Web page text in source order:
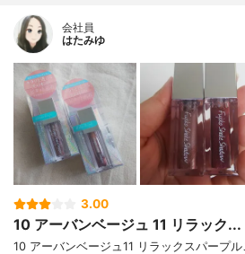
会社員
はたみゆ
3.00
10 アーバンベージュ 11 リラック...
10 アーバンベージュ11 リラックスパープ